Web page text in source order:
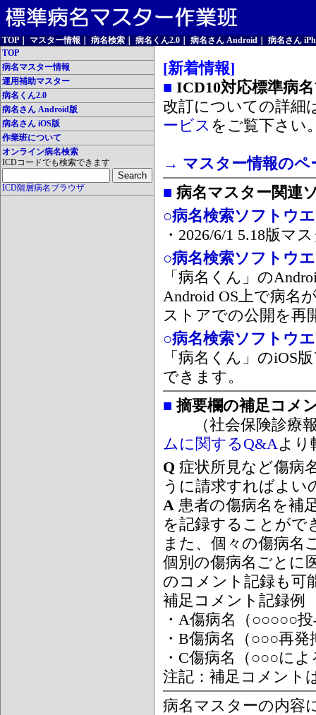
TOP マスター情報 病名検索 病名くん2.0 病名さん Android
病名さん
TOP
病名マスター情報
運用補助マスター
病名くん2.0
病名さん Android版
病名さん iOS版
作業班について
オンライン病名検索
ICDコードでも検索できます
ICD階層病名ブラウザ
[新着情報]
■ ICD10対応標準病
改訂についての詳細
ービス をご覧下さい
→ マスター情報のペ
■ 病名マスター関連
○病名検索ソフトウ
・2026/6/1 5.18版マ
○病名検索ソフトウ
「病名くん」の
Android OS上で病名
ストアでの公開を再
○病名検索ソフトウ
「病名くん」のiOS
できます。
■ 摘要欄の補足コメ
（社会保険診療報
ムに関するQ&Aより
Q 症状所見など傷病
うに請求すればよい
A 患者の傷病名を補
を記録することがで
また、個々の傷病名
個別の傷病名ごとに
のコメント記録も可
補足コメント記録例
・A傷病名（○○○○○
・B傷病名（○○○再
・C傷病名（○○○に
注記：補足コメント
病名マスターの内容